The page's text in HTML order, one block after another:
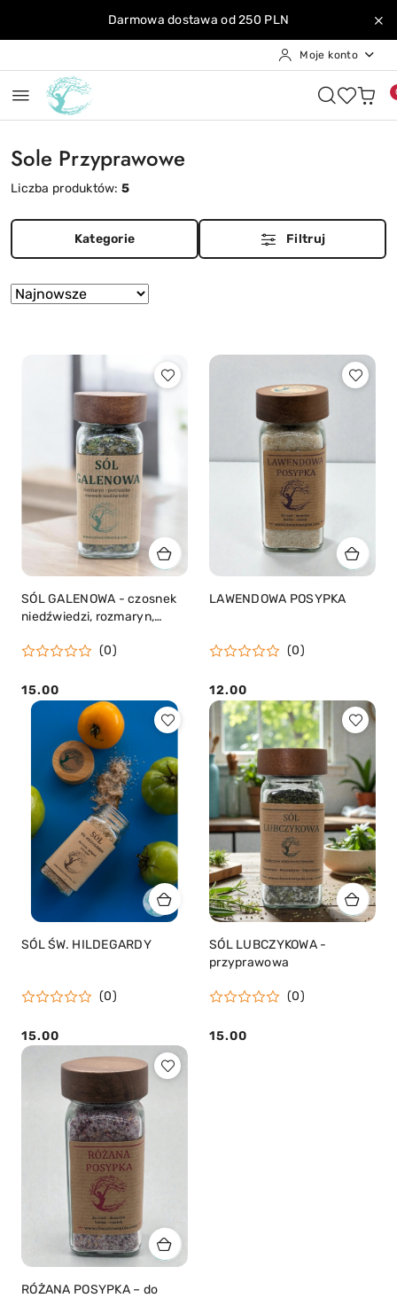
Przejdź do treści głównej
Przejdź do wyszukiwarki
Przejdź do moje konto
Przejdź do menu głównego
Przejdź do stopkiDarmowa dostawa od 250 PLN
Moje konto
Sole Przyprawowe
Liczba produktów:5
Kategorie Filtruj
Zastosowano
Sortuj
SÓL GALENOWA - czosnek
niedźwiedzi, rozmaryn,
(0)
Cena:
15.00
LAWENDOWA POSYPKA
(0)
Cena:
12.00
SÓL ŚW. HILDEGARDY
(0)
Cena:
15.00
SÓL LUBCZYKOWA -
przyprawowa
(0)
Cena:
15.00
RÓŻANA POSYPKA – do